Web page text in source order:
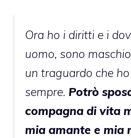
Ora ho i diritti e i
uomo, sono
un traguardo che
sempre. Potrò
compagna di vita
mia amante e mia